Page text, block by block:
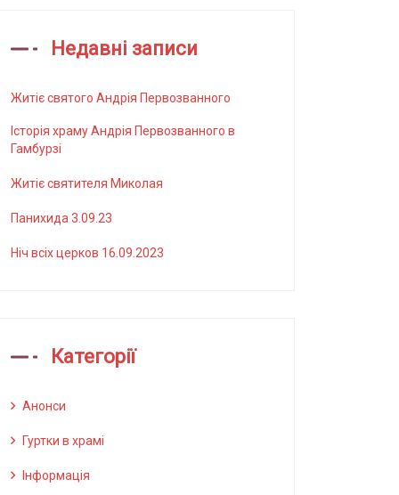
Недавні записи
Житіє святого Андрія Первозванного
Історія храму Андрія Первозванного в
Гамбурзі
Житіє святителя Миколая
Панихида 3.09.23
Ніч всіх церков 16.09.2023
Категорії
Анонси
Гуртки в храмі
Інформація